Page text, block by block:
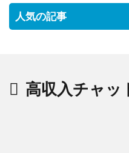
人気の記事
高収入チャッ